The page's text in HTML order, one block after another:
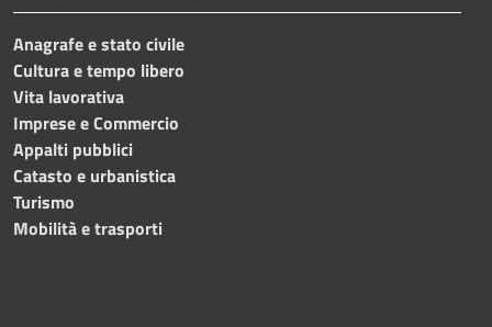
Anagrafe e stato civile
Cultura e tempo libero
Vita lavorativa
Imprese e Commercio
Appalti pubblici
Catasto e urbanistica
Turismo
Mobilità e trasporti